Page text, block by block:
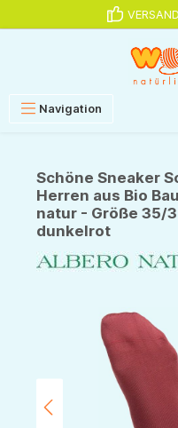
Navigation
Schöne Sneaker
Herren aus Bio
natur - Größe 35/
dunkelrot
Bildergalerie überspringen